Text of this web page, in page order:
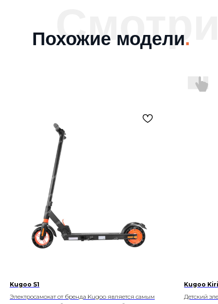
Похожие модели.
Kugoo S1
Электросамокат от бренда Kugoo является самым
Kugoo
Детский